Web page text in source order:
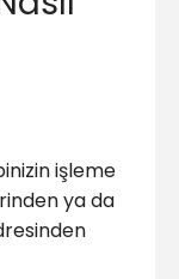
işleme
ya da